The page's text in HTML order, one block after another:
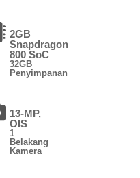
2GB
Snapdragon
800 SoC
32GB
Penyimpanan
13-MP,
OIS
1
Belakang
Kamera